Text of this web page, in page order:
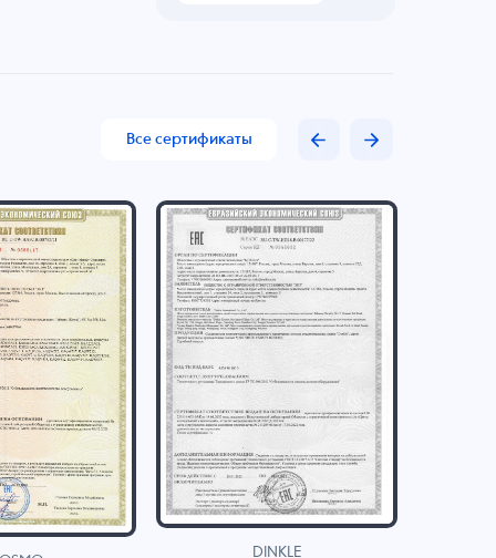
Все сертификаты
DINKLE